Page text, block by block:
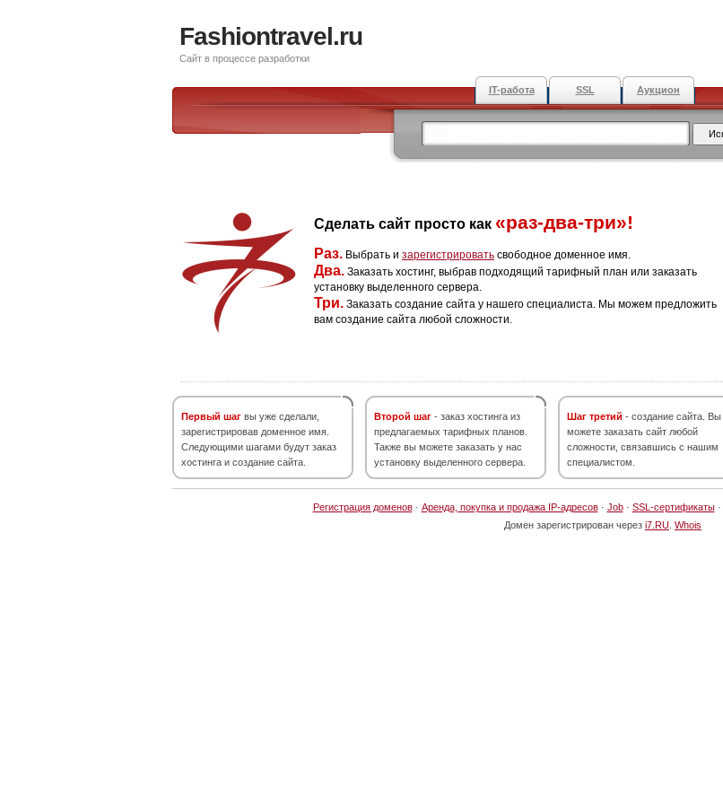
Fashiontravel.ru
Сайт в процессе разработки
IT-работа SSL Аукцион
Сделать сайт просто как «раз-два-три»!
Раз. Выбрать и зарегистрировать свободное доменное имя.
Два. Заказать хостинг, выбрав подходящий тарифный план или заказать
установку выделенного сервера.
Три. Заказать создание сайта у нашего специалиста. Мы можем предложить
вам создание сайта любой сложности.
Первый шаг вы уже сделали,
зарегистрировав доменное имя.
Следующими шагами будут заказ
хостинга и создание сайта.
Второй шаг - заказ хостинга из
предлагаемых тарифных планов.
Также вы можете заказать у нас
установку выделенного сервера.
Шаг третий - создание сайта. Вы
можете заказать сайт любой
сложности, связавшись с нашим
специалистом.
Регистрация доменов· Аренда, покупка и продажа IP-адресов· Job· SSL-сертификаты·
Домен зарегистрирован через i7.RU Whois